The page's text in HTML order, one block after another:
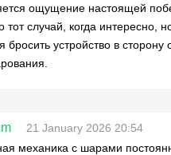
ощущение настоящей
тот случай, когда интересно,
бросить устройство в сторону
21 January 2026 20:54
механика с шарами